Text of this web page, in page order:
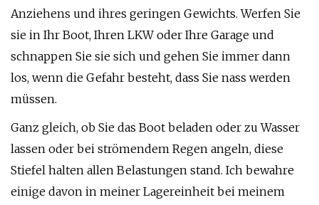
Anziehens und ihres geringen Gewichts. Werfen Sie
sie in Ihr Boot, Ihren LKW oder Ihre Garage und
schnappen Sie sie sich und gehen Sie immer dann
los, wenn die Gefahr besteht, dass Sie nass werden
müssen.
Ganz gleich, ob Sie das Boot beladen oder zu Wasser
lassen oder bei strömendem Regen angeln, diese
Stiefel halten allen Belastungen stand. Ich bewahre
einige davon in meiner Lagereinheit bei meinem